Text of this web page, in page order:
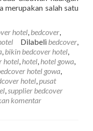
merupakan salah satu
hotel, bedcover,
Dilabeli bedcover,
, bikin bedcover hotel,
hotel, hotel, hotel gowa,
hotel gowa,
hotel,pusat
,supplier bedcover
komentar